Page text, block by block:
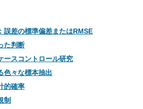
誤差の標準偏差またはRMSE
た判断
ースコントロール研究
色々な標本抽出
的確率
制